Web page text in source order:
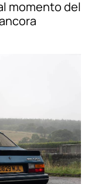
momento del